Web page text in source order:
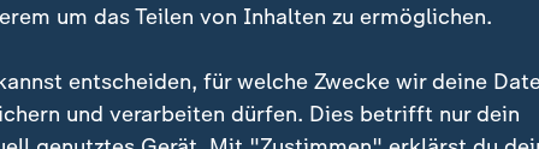
um das Teilen von Inhalten zu ermöglichen.
entscheiden, für welche Zwecke wir deine
und verarbeiten dürfen. Dies betrifft nur dein